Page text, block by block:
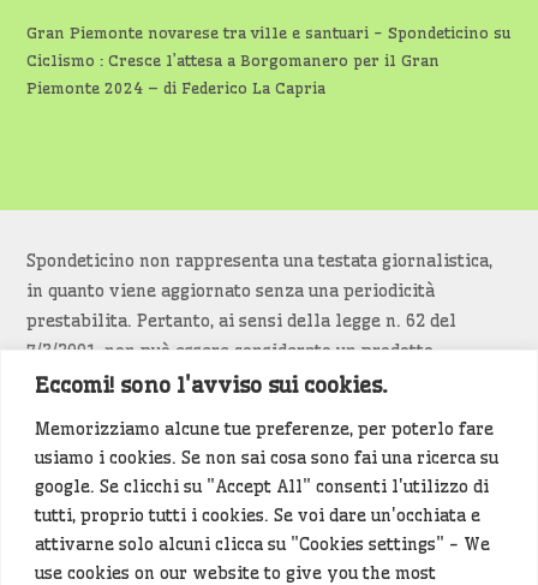
Eccomi! sono l'avviso sui cookies.
Memorizziamo alcune tue preferenze, per poterlo fare
usiamo i cookies. Se non sai cosa sono fai una ricerca su
google. Se clicchi su "Accept All" consenti l'utilizzo di
tutti, proprio tutti i cookies. Se voi dare un'occhiata e
attivarne solo alcuni clicca su "Cookies settings" - We
use cookies on our website to give you the most
Gran Piemonte novarese tra ville e santuari - Spondeticino su
Ciclismo : Cresce l’attesa a Borgomanero per il Gran
Piemonte 2024 – di Federico La Capria
Spondeticino non rappresenta una testata giornalistica,
in quanto viene aggiornato senza una periodicità
prestabilita. Pertanto, ai sensi della legge n. 62 del
7/3/2001, non può essere considerato un prodotto
editoriale.
Siamo attenti a non violare copyright e diritti
d’immagine. Se un contenuto è di tua proprietà e vuoi
richiederne la rimozionediccelo(<- clicca per inviarci un
messaggio).
Alcuni articoli sono generati in bozza rielaborando, con